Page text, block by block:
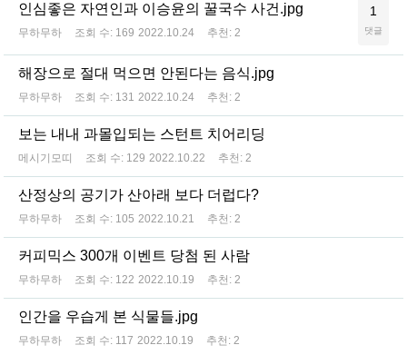
인심좋은 자연인과 이승윤의 꿀국수 사건.jpg
무하무하 조회 수: 169 2022.10.24 추천: 2
1
댓글
해장으로 절대 먹으면 안된다는 음식.jpg
무하무하 조회 수: 131 2022.10.24 추천: 2
보는 내내 과몰입되는 스턴트 치어리딩
메시기모띠 조회 수: 129 2022.10.22 추천: 2
산정상의 공기가 산아래 보다 더럽다?
무하무하 조회 수: 105 2022.10.21 추천: 2
커피믹스 300개 이벤트 당첨 된 사람
무하무하 조회 수: 122 2022.10.19 추천: 2
인간을 우습게 본 식물들.jpg
무하무하 조회 수: 117 2022.10.19 추천: 2